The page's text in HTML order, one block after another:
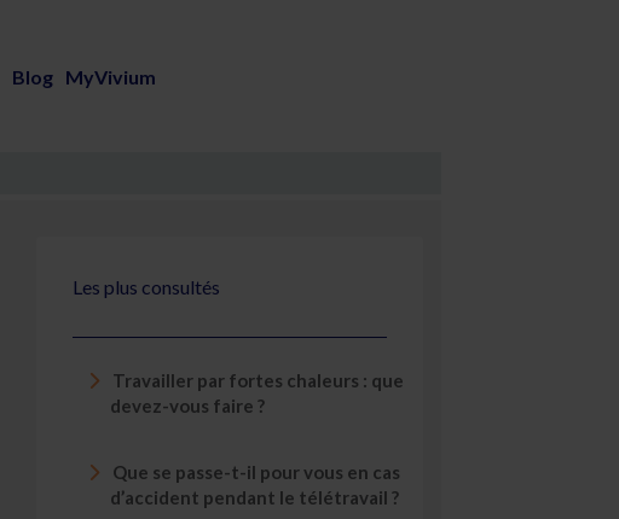
Blog MyVivium
Les plus consultés
Travailler par fortes chaleurs : que
devez-vous faire ?
Que se passe-t-il pour vous en cas
d’accident pendant le télétravail ?